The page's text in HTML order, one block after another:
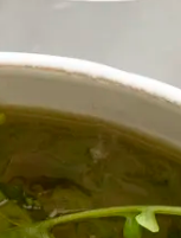
Dressing
Vinägrett
Örtolja